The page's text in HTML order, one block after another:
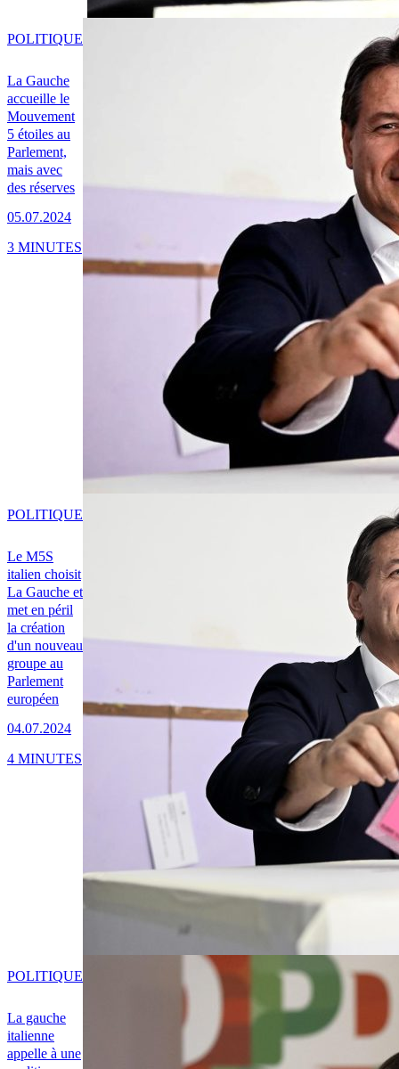
La Gauche
accueille le
Mouvement
5 étoiles au
Parlement,
mais avec
des réserves
05.07.2024
POLITIQUE
3 MINUTES
Le M5S
italien choisit
La Gauche et
met en péril
la création
d'un nouveau
groupe au
Parlement
européen
04.07.2024
POLITIQUE
4 MINUTES
La gauche
italienne
appelle à une
POLITIQUE